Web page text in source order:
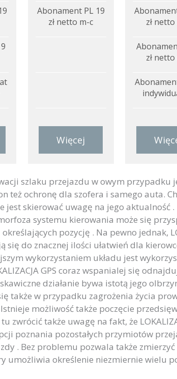
Abonament PL 19
zł netto m-c
Więcej
zł
zł
szlaku przejazdu w owym przypadku
też ochronę dla szofera i samego auta.
jest skierować uwagę na jego aktualność .
systemu kierowania może się
określających pozycję . Na pewno jednak,
się do znacznej ilości ułatwień dla
wykorzystaniem układu jest
GPS coraz wspanialej się
działanie bywa istotą jego
także w przypadku zagrożenia życia
Istnieje możliwość także poczęcie
tu zwrócić także uwagę na fakt, że
poznania pozostałych przymiotów
. Bez problemu pozwala także zmierzyć
umożliwia określenie niezmiernie wielu